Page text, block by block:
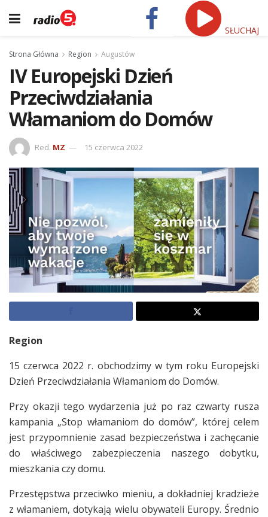
SŁUCHAJ
Strona Główna Region Augustów
IV Europejski Dzień
Przeciwdziałania
Włamaniom do Domów
Red. MZ 15 czerwca 2022
Region
15 czerwca 2022 r. obchodzimy w tym roku Europejski
Dzień Przeciwdziałania Włamaniom do Domów.
Przy okazji tego wydarzenia już po raz czwarty rusza
kampania „Stop włamaniom do domów”, której celem
jest przypomnienie zasad bezpieczeństwa i zachęcanie
do właściwego zabezpieczenia naszego dobytku,
mieszkania czy domu.
Przestępstwa przeciwko mieniu, a dokładniej kradzieże
z włamaniem, dotykają wielu obywateli Europy. Średnio